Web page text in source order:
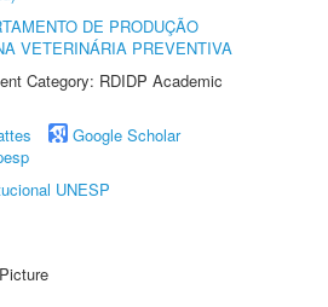
DE PRODUÇÃO
VETERINÁRIA PREVENTIVA
Category: RDIDP Academic
Google Scholar
UNESP